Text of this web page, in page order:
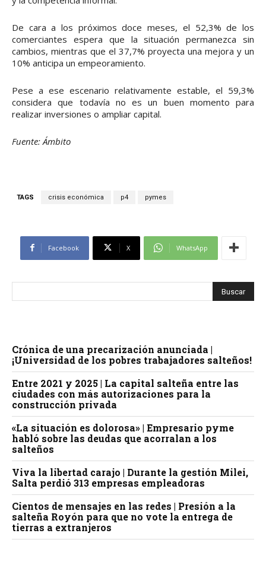
De cara a los próximos doce meses, el 52,3% de los
comerciantes espera que la situación permanezca sin
cambios, mientras que el 37,7% proyecta una mejora y un
10% anticipa un empeoramiento.
Pese a ese escenario relativamente estable, el 59,3%
considera que todavía no es un buen momento para
realizar inversiones o ampliar capital.
Fuente: Ámbito
TAGS crisis económica p4 pymes
Facebook X WhatsApp
Crónica de una precarización anunciada |
¡Universidad de los pobres trabajadores salteños!
Entre 2021 y 2025 | La capital salteña entre las
ciudades con más autorizaciones para la
construcción privada
«La situación es dolorosa» | Empresario pyme
habló sobre las deudas que acorralan a los
salteños
Viva la libertad carajo | Durante la gestión Milei,
Salta perdió 313 empresas empleadoras
Cientos de mensajes en las redes | Presión a la
salteña Royón para que no vote la entrega de
tierras a extranjeros